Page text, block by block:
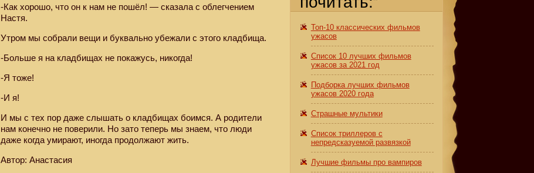
-Как хорошо, что он к нам не пошёл! — сказала с облегчением
Настя.
Утром мы собрали вещи и буквально убежали с этого кладбища.
-Больше я на кладбищах не покажусь, никогда!
-Я тоже!
-И я!
И мы с тех пор даже слышать о кладбищах боимся. А родители
нам конечно не поверили. Но зато теперь мы знаем, что люди
даже когда умирают, иногда продолжают жить.
Автор: Анастасия
Топ-10 классических фильмов
ужасов
Список 10 лучших фильмов
ужасов за 2021 год
Подборка лучших фильмов
ужасов 2020 года
Страшные мультики
Список триллеров с
непредсказуемой развязкой
Лучшие фильмы про вампиров